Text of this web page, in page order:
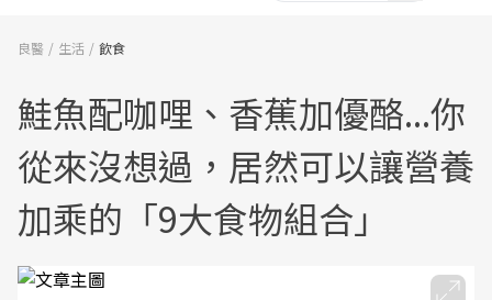
良醫 生活 飲食
鮭魚配咖哩、香蕉加優酪...你
從來沒想過，居然可以讓營養
加乘的「9大食物組合」